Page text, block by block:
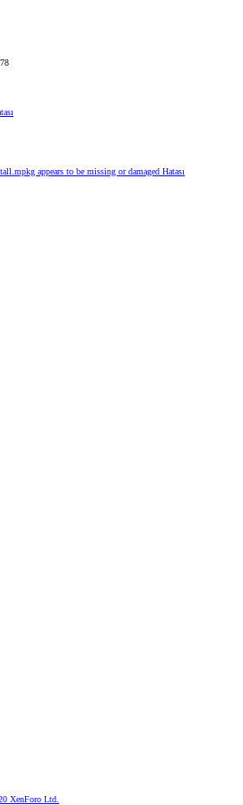
appears to be missing or damaged Hatası
XenForo Ltd.